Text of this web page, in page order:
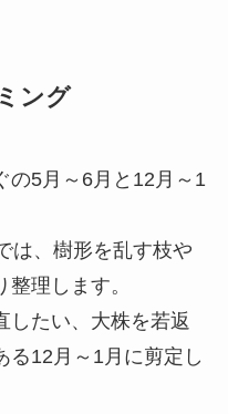
ング
の5月～6月と12月～1
は、樹形を乱す枝や
理します。
したい、大株を若返
る12月～1月に剪定し